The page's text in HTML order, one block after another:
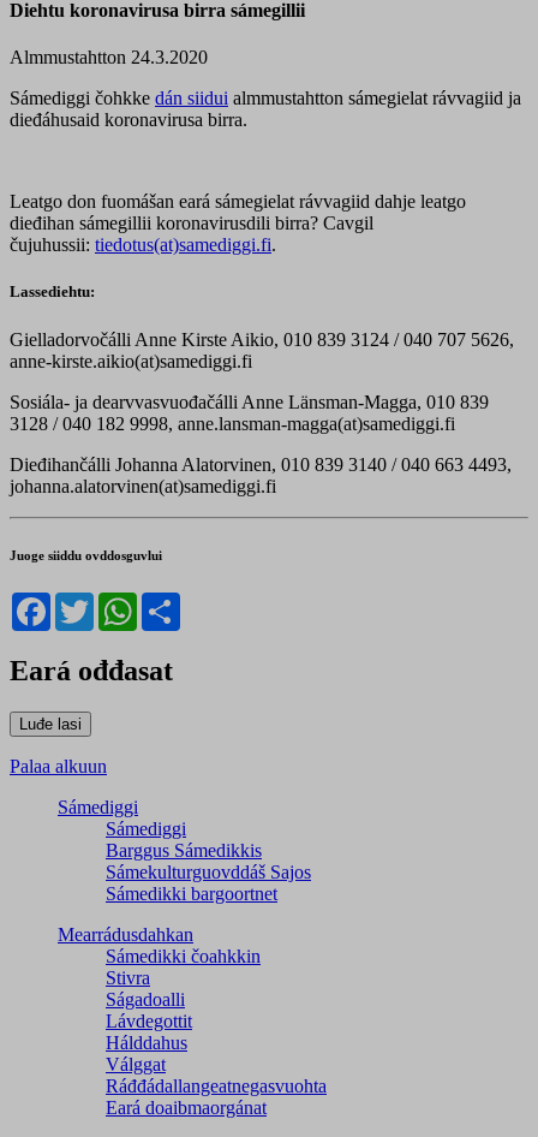
Diehtu koronavirusa birra sámegillii
Almmustahtton 24.3.2020
Sámediggi čohkke dán siidui almmustahtton sámegielat rávvagiid ja
dieđáhusaid koronavirusa birra.
Leatgo don fuomášan eará sámegielat rávvagiid dahje leatgo
dieđihan sámegillii koronavirusdili birra? Cavgil
čujuhussii: tiedotus(at)samediggi.fi.
Lassediehtu:
Gielladorvočálli Anne Kirste Aikio, 010 839 3124 / 040 707 5626,
anne-kirste.aikio(at)samediggi.fi
Sosiála- ja dearvvasvuođačálli Anne Länsman-Magga, 010 839
3128 / 040 182 9998, anne.lansman-magga(at)samediggi.fi
Dieđihančálli Johanna Alatorvinen, 010 839 3140 / 040 663 4493,
johanna.alatorvinen(at)samediggi.fi
Juoge siiddu ovddosguvlui
Facebook
TwitterWhatsApp
Eará ođđasat
Palaa alkuun
Sámediggi
Sámediggi
Barggus Sámedikkis
Sámekulturguovddáš Sajos
Sámedikki bargoortnet
Mearrádusdahkan
Sámedikki čoahkkin
Stivra
Ságadoalli
Lávdegottit
Hálddahus
Válggat
Ráđđádallangeatnegas­vuohta
Eará doaibmaorgánat